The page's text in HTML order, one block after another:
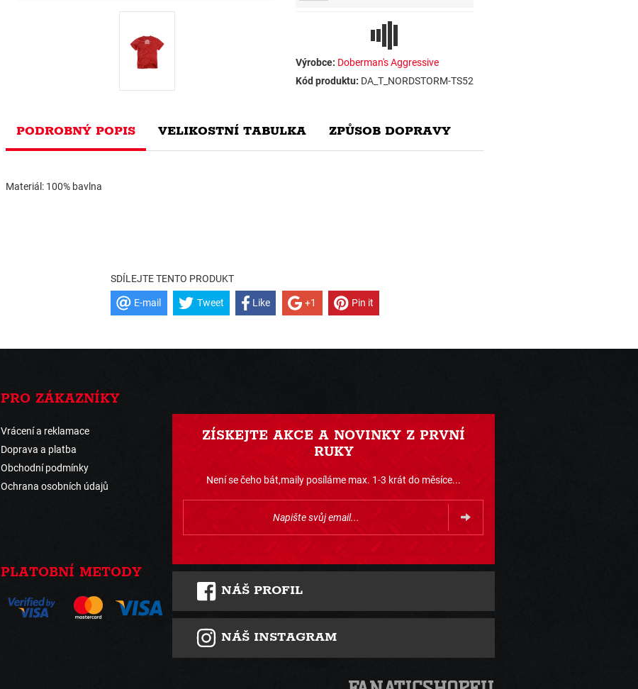
Výrobce: Doberman's Aggressive
Kód produktu: DA_T_NORDSTORM-TS52
PODROBNÝ POPIS VELIKOSTNÍ TABULKA ZPŮSOB DOPRAVY
Materiál: 100% bavlna
SDÍLEJTE TENTO PRODUKT
E-mail Tweet Like +1 Pin it
PRO ZÁKAZNÍKY
Vrácení a reklamace
Doprava a platba
Obchodní podmínky
Ochrana osobních údajů
PLATOBNÍ METODY
ZÍSKEJTE AKCE A NOVINKY Z PRVNÍ
RUKY
Není se čeho bát,maily posíláme max. 1-3 krát do měsíce...
NÁŠ PROFIL
NÁŠ INSTAGRAM